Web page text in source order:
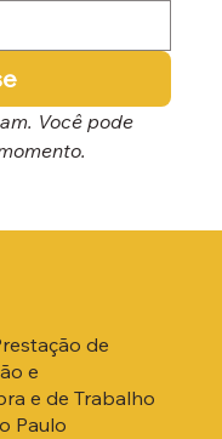
Você pode
de
e
e de Trabalho
Paulo